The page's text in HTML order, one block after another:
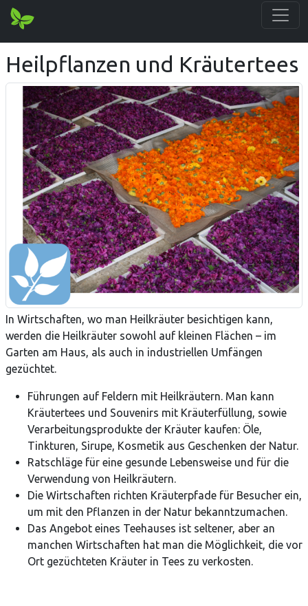
Heilpflanzen und Kräutertees
In Wirtschaften, wo man Heilkräuter besichtigen kann,
werden die Heilkräuter sowohl auf kleinen Flächen – im
Garten am Haus, als auch in industriellen Umfängen
gezüchtet.
Führungen auf Feldern mit Heilkräutern. Man kann
Kräutertees und Souvenirs mit Kräuterfüllung, sowie
Verarbeitungsprodukte der Kräuter kaufen: Öle,
Tinkturen, Sirupe, Kosmetik aus Geschenken der Natur.
Ratschläge für eine gesunde Lebensweise und für die
Verwendung von Heilkräutern.
Die Wirtschaften richten Kräuterpfade für Besucher ein,
um mit den Pflanzen in der Natur bekanntzumachen.
Das Angebot eines Teehauses ist seltener, aber an
manchen Wirtschaften hat man die Möglichkeit, die vor
Ort gezüchteten Kräuter in Tees zu verkosten.